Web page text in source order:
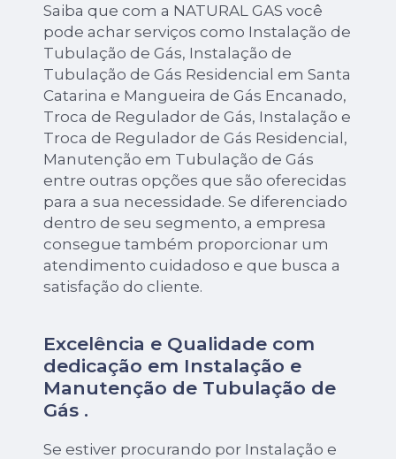
Saiba que com a NATURAL GAS você
pode achar serviços como Instalação de
Tubulação de Gás, Instalação de
Tubulação de Gás Residencial em Santa
Catarina e Mangueira de Gás Encanado,
Troca de Regulador de Gás, Instalação e
Troca de Regulador de Gás Residencial,
Manutenção em Tubulação de Gás
entre outras opções que são oferecidas
para a sua necessidade. Se diferenciado
dentro de seu segmento, a empresa
consegue também proporcionar um
atendimento cuidadoso e que busca a
satisfação do cliente.
Excelência e Qualidade com
dedicação em Instalação e
Manutenção de Tubulação de
Gás .
Se estiver procurando por Instalação e